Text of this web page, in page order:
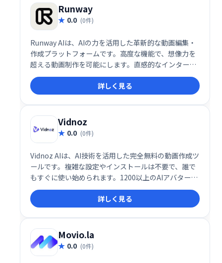
Runway
0.0 (0件)
Runway AIは、AIの力を活用した革新的な動画編集・
作成プラットフォームです。高度な機能で、想像力を
超える動画制作を可能にします。直感的なインターフ
ェースで、プロフェッショナルから初心者まで、創造
性を自由に表現できます。動画編集や制作の効率化、
新たな表現方法の開拓に最適です。
詳しく見る
Vidnoz
0.0 (0件)
Vidnoz AIは、AI技術を活用した完全無料の動画作成ツ
ールです。複雑な設定やインストールは不要で、誰で
もすぐに使い始められます。1200以上のAIアバター、
1240以上のリアルなAI音声、2800以上のテンプレー
トを活用して、わずか1分でプロ品質の動画を作成可
能です。
詳しく見る
Movio.la
0.0 (0件)